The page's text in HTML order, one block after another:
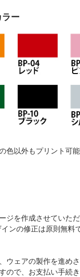
ー
色以外もプリント可
ジを作成させていただ
ンの修正は原則無料
ウェアの製作を進めさ
で、お支払い手続